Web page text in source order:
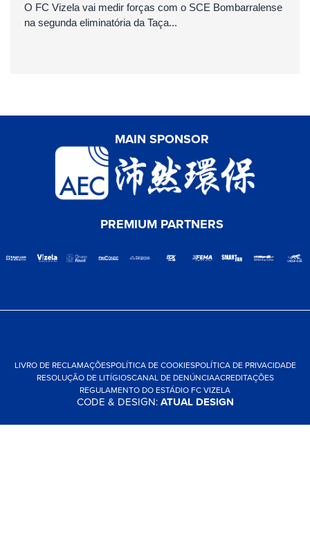
O FC Vizela vai medir forças com o SCE Bombarralense
na segunda eliminatória da Taça...
MAIN SPONSOR
PREMIUM PARTNERS
LIVRO DE RECLAMAÇÕESPOLÍTICA DE COOKIESPOLÍTICA DE PRIVACIDADE
RESOLUÇÃO DE LITÍGIOSCANAL DE DENÚNCIAACREDITAÇÕES
REGULAMENTO DO ESTÁDIO FC VIZELA
CODE & DESIGN:ATUAL DESIGN